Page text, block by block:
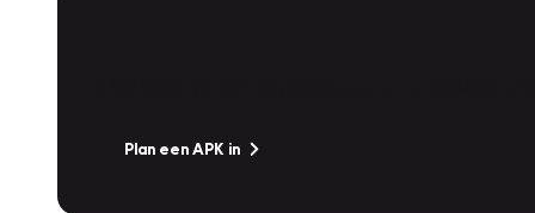
Plan een APK in